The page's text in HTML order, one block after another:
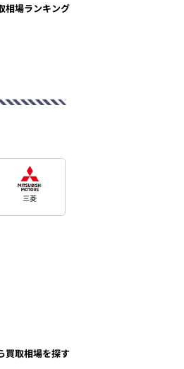
相場ランキング
三菱
買取相場を探す